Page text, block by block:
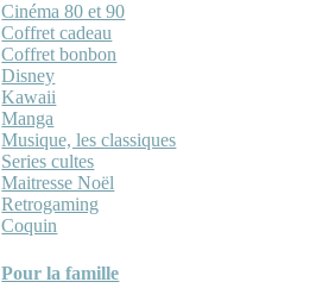
Cinéma 80 et 90
Coffret cadeau
Coffret bonbon
Disney
Kawaii
Manga
Musique, les classiques
Series cultes
Maitresse Noël
Retrogaming
Coquin
Pour la famille